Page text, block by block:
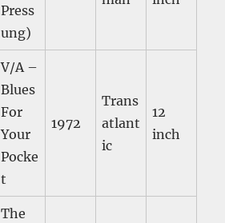
Press
ung)
V/A –
Blues
For
Your
Pocke
t
1972
Trans
atlant
ic
12
inch
The